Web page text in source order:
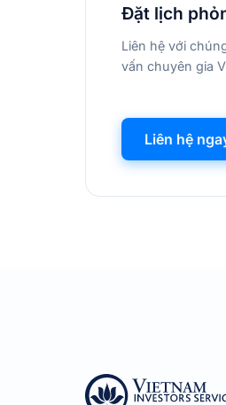
Đặt lịch
Liên hệ với
vấn chuyên gia
Liên hệ